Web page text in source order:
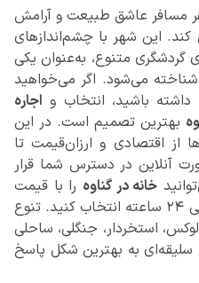
مسافر عاشق طبیعت و آرامش
کند. این شهر با چشم‌اندازهای
گردشگری متنوع، به‌عنوان یکی
شناخته می‌شود. اگر می‌خواهید
باشید، انتخاب و اجاره
بهترین تصمیم است. در این
از اقتصادی و ارزان‌قیمت تا
آنلاین در دسترس شما قرار
خانه در گناوه را با قیمت
مناسب، امکانات کامل و پشتیبانی ۲۴ ساعته انتخاب کنید. تنوع
استخردار، جنگلی، ساحلی
به بهترین شکل پاسخ